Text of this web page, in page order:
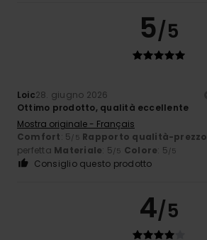
5/5
Loic28. giugno 2026
Ottimo prodotto, qualità eccellente
Mostra originale - Français
Comfort: 5 /5 Rapporto qualità-prezzo
perfetta Materiale: 5 /5 Colore: 5 /5
Consiglio questo prodotto
4/5